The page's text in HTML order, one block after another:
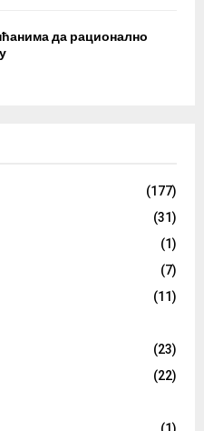
да рационално
(177)
(31)
(1)
(7)
(11)
(23)
(22)
(1)